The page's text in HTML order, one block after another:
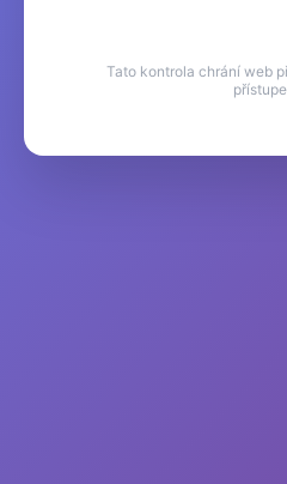
Tato kontrola chrání web